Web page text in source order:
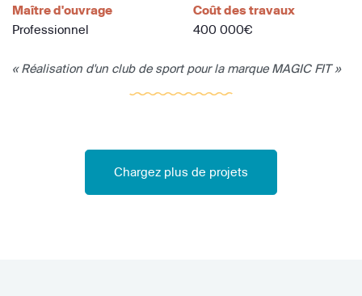
Maître d'ouvrage
Professionnel
Coût des travaux
400 000€
« Réalisation d'un club de sport pour la marque MAGIC FIT »
Chargez plus de projets